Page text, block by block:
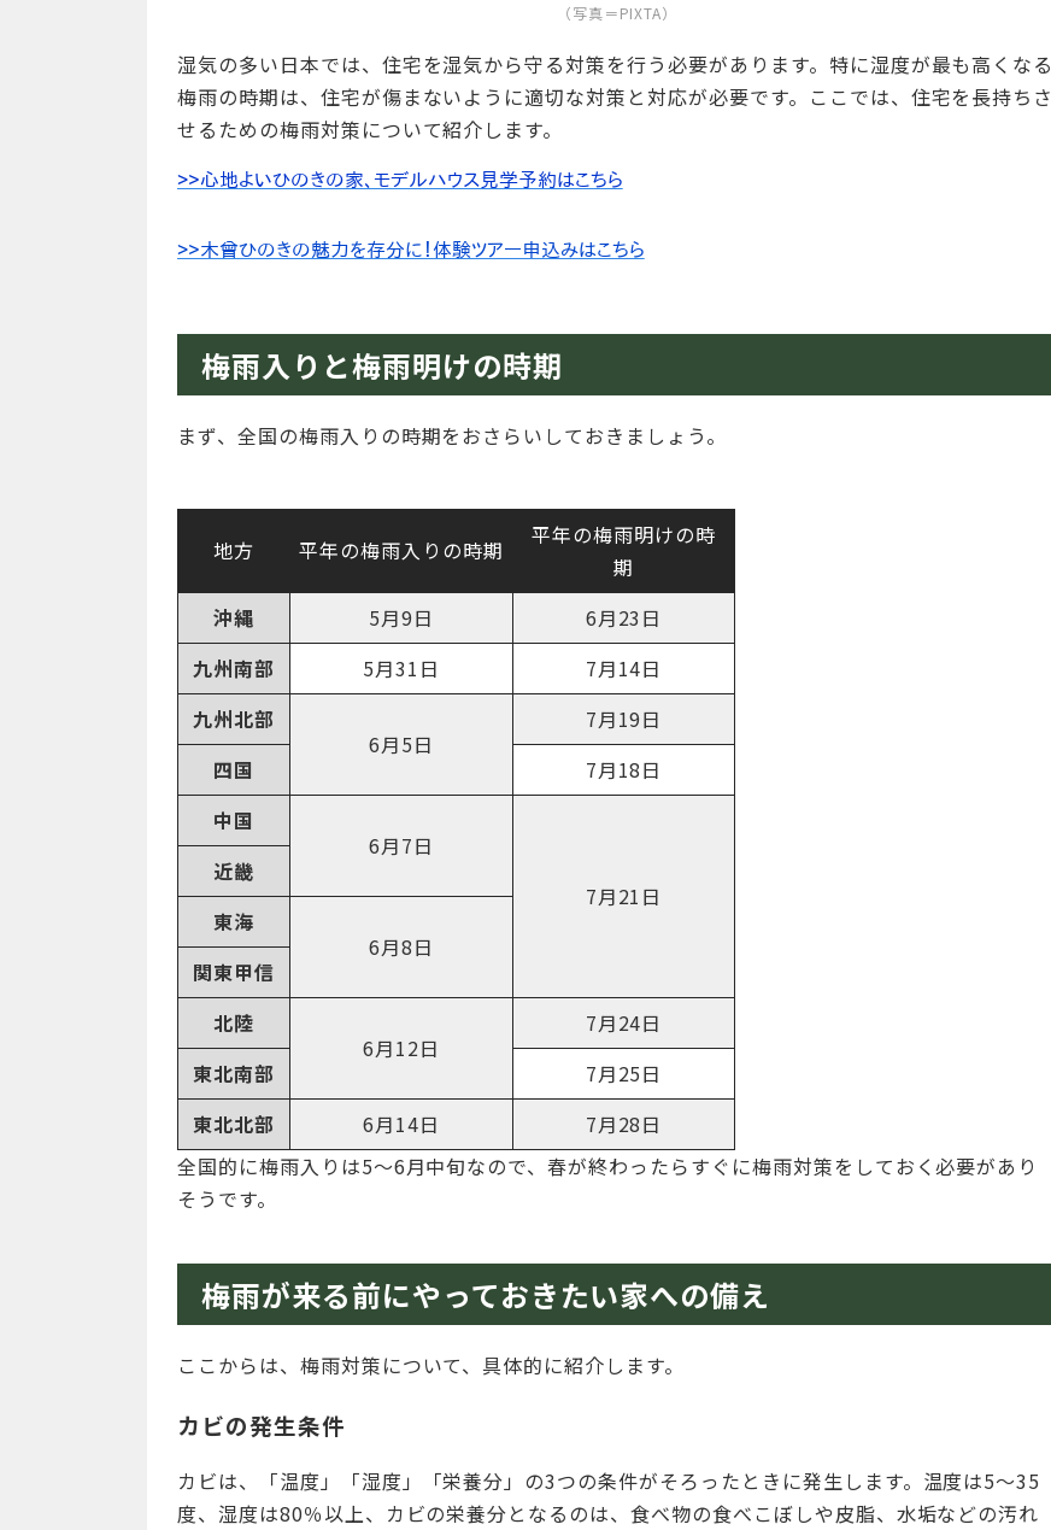
（写真＝PIXTA）
湿気の多い日本では、住宅を湿気から守る対策を行う必要があります。特に湿度が最も高くなる
梅雨の時期は、住宅が傷まないように適切な対策と対応が必要です。ここでは、住宅を長持ちさ
せるための梅雨対策について紹介します。
梅雨入りと梅雨明けの時期
まず、全国の梅雨入りの時期をおさらいしておきましょう。
地方 平年の梅雨入りの時期
平年の梅雨明けの時
期
沖縄
5月9日
6月23日
九州南部
5月31日
7月14日
九州北部
6月5日
7月19日
四国
7月18日
中国
6月7日
7月21日
近畿
東海
6月8日
関東甲信
北陸
6月12日
7月24日
東北南部
7月25日
東北北部
6月14日
7月28日
全国的に梅雨入りは5～6月中旬なので、春が終わったらすぐに梅雨対策をしておく必要があり
そうです。
梅雨が来る前にやっておきたい家への備え
ここからは、梅雨対策について、具体的に紹介します。
カビの発生条件
カビは、「温度」「湿度」「栄養分」の3つの条件がそろったときに発生します。温度は5～35
度、湿度は80％以上、カビの栄養分となるのは、食べ物の食べこぼしや皮脂、水垢などの汚れ